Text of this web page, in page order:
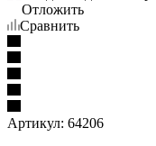
Отложить
Сравнить
Артикул: 64206